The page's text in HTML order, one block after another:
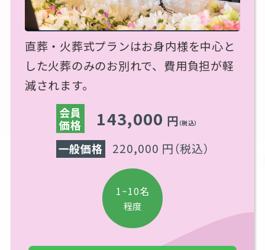
直葬・火葬式プランはお身内様を中心と
した火葬のみのお別れで、費用負担が軽
減されます。
会員
価格
143,000 円 （税込）
一般価格 220,000 円（税込）
1~10名
程度